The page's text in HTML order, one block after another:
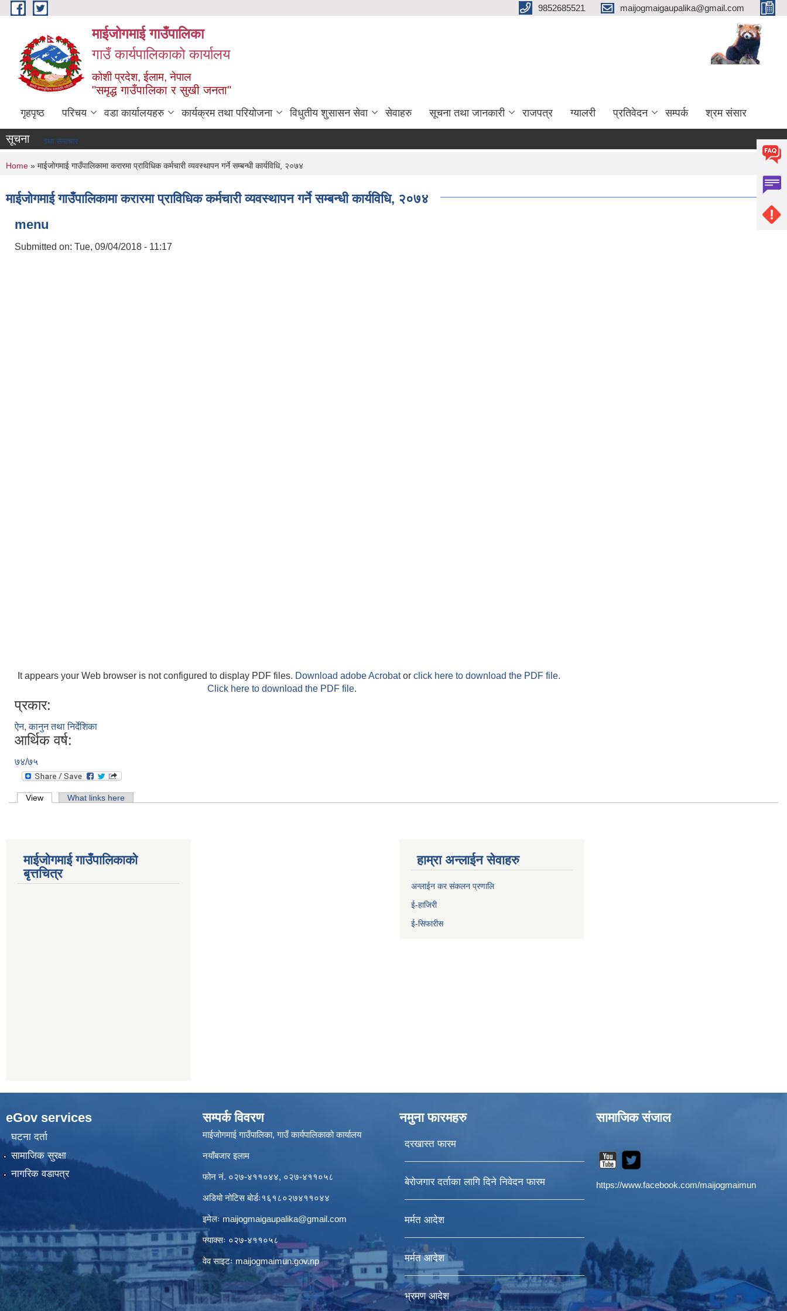
Skip to main content 9852685521 maijogmaigaupalika@gmail.com
माईजोगमाई गाउँपालिका
गाउँ कार्यपालिकाको कार्यालय
कोशी प्रदेश, ईलाम, नेपाल
"समृद्ध गाउँपालिका र सुखी जनता"
गृहपृष्ठ परिचय वडा कार्यालयहरु कार्यक्रम तथा परियोजना विधुतीय शुसासन सेवा सेवाहरु सूचना तथा जानकारी राजपत्र ग्यालरी प्रतिवेदन सम्पर्क श्रम संसार
सूचना
सूचना तथा समाचार
You are here
Home » माईजोगमाई गाउँपालिकामा करारमा प्राविधिक कर्मचारी व्यवस्थापन गर्ने सम्बन्धी कार्यविधि, २०७४
माईजोगमाई गाउँपालिकामा करारमा प्राविधिक कर्मचारी व्यवस्थापन गर्ने सम्बन्धी कार्यविधि, २०७४
menu
Submitted on: Tue, 09/04/2018 - 11:17
It appears your Web browser is not configured to display PDF files. Download adobe Acrobator click here to download the PDF file.
Click here to download the PDF file.
प्रकार:
ऐन, कानुन तथा निर्देशिका
आर्थिक वर्ष:
७४/७५
Primary tabs
View (active tab)What links here
माईजोगमाई गाउँपालिकाको
बृत्तचित्र
हाम्रा अन्लाईन सेवाहरु
अन्लाईन कर संकलन प्रणालि
ई-हाजिरी
ई-सिफारीस
eGov services
घटना दर्ता
सामाजिक सुरक्षा
नागरिक वडापत्र
सम्पर्क विवरण
माईजोगमाई गाउँपालिका, गाउँ कार्यपालिकाको कार्यालय
नयाँबजार इलाम
फोन नं. ०२७-४११०४४, ०२७-४११०५८
अडियो नोटिस बोर्डः१६१८०२७४११०४४
इमेलः maijogmaigaupalika@gmail.com
फ्याक्सः ०२७-४११०५८
वेव साइटः maijogmaimun.gov.np
नमुना फारमहरु
दरखास्त फारम
बेरोजगार दर्ताका लागि दिने निवेदन फारम
मर्मत आदेश
मर्मत आदेश
भ्रमण आदेश
सामाजिक संजाल
https://www.facebook.com/maijogmaimun